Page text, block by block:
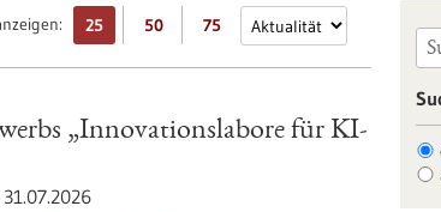
25 50 75
„Innovationslabore für KI-
31.07.2026